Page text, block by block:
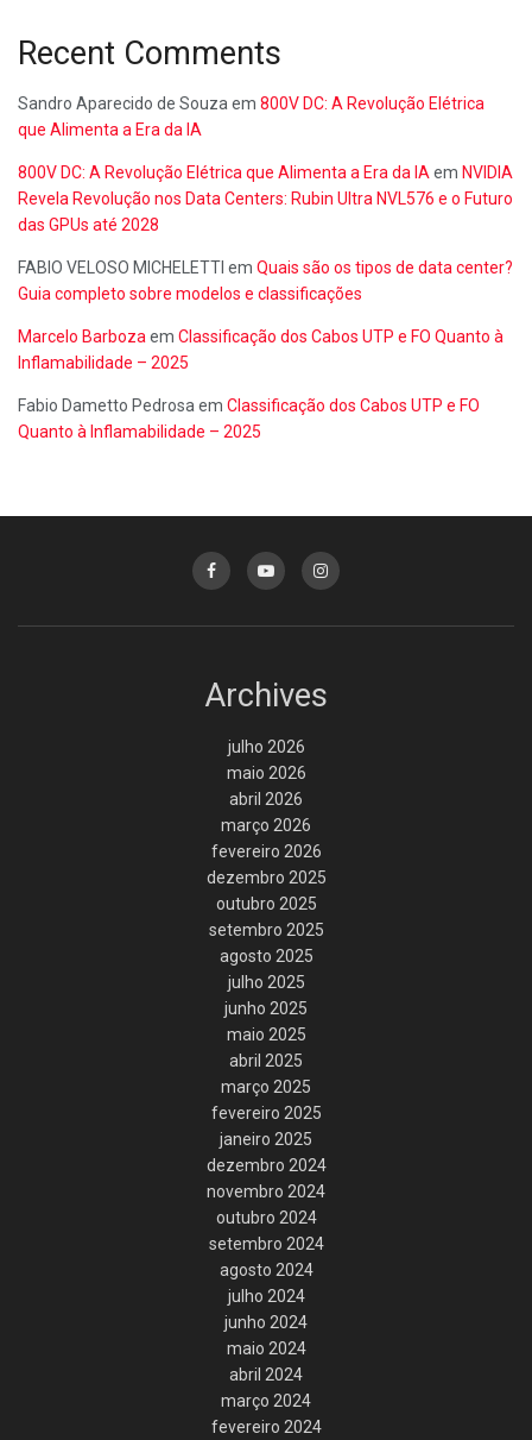
Recent Comments
Sandro Aparecido de Souzaem 800V DC: A Revolução Elétrica
que Alimenta a Era da IA
800V DC: A Revolução Elétrica que Alimenta a Era da IAem NVIDIA
Revela Revolução nos Data Centers: Rubin Ultra NVL576 e o Futuro
das GPUs até 2028
FABIO VELOSO MICHELETTI em Quais são os tipos de data center?
Guia completo sobre modelos e classificações
Marcelo Barbozaem Classificação dos Cabos UTP e FO Quanto à
Inflamabilidade – 2025
Fabio Dametto Pedrosaem Classificação dos Cabos UTP e FO
Quanto à Inflamabilidade – 2025
Archives
julho 2026
maio 2026
abril 2026
março 2026
fevereiro 2026
dezembro 2025
outubro 2025
setembro 2025
agosto 2025
julho 2025
junho 2025
maio 2025
abril 2025
março 2025
fevereiro 2025
janeiro 2025
dezembro 2024
novembro 2024
outubro 2024
setembro 2024
agosto 2024
julho 2024
junho 2024
maio 2024
abril 2024
março 2024
fevereiro 2024